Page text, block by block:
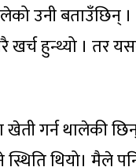
उनी बताउँछिन् ।
खर्च हुन्थ्यो । तर
गर्न थालेकी
थियो। मैले